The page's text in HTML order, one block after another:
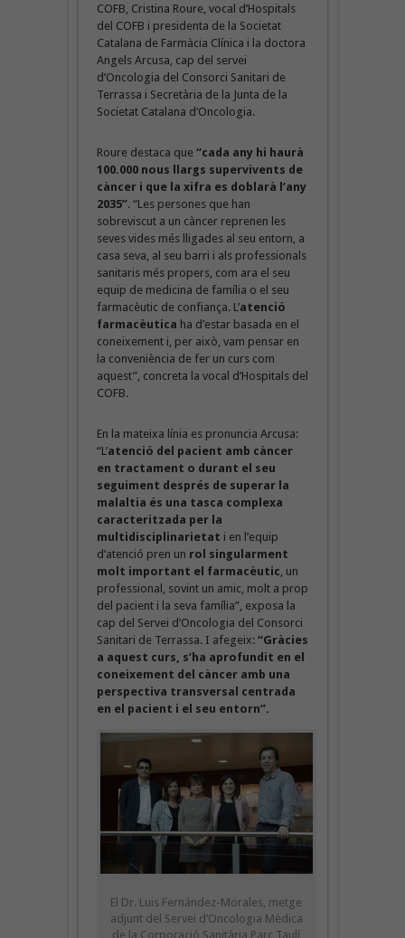
COFB, Cristina Roure, vocal d’Hospitals
del COFB i presidenta de la Societat
Catalana de Farmàcia Clínica i la doctora
Angels Arcusa, cap del servei
d’Oncologia del Consorci Sanitari de
Terrassa i Secretària de la Junta de la
Societat Catalana d’Oncologia.
Roure destaca que “cada any hi haurà
100.000 nous llargs supervivents de
càncer i que la xifra es doblarà l’any
2035”. “Les persones que han
sobreviscut a un càncer reprenen les
seves vides més lligades al seu entorn, a
casa seva, al seu barri i als professionals
sanitaris més propers, com ara el seu
equip de medicina de família o el seu
farmacèutic de confiança. L’atenció
farmacèutica ha d’estar basada en el
coneixement i, per això, vam pensar en
la conveniència de fer un curs com
aquest”, concreta la vocal d’Hospitals del
COFB.
En la mateixa línia es pronuncia Arcusa:
“L’atenció del pacient amb càncer
en tractament o durant el seu
seguiment després de superar la
malaltia és una tasca complexa
caracteritzada per la
multidisciplinarietat i en l’equip
d’atenció pren un rol singularment
molt important el farmacèutic , un
professional, sovint un amic, molt a prop
del pacient i la seva família”, exposa la
cap del Servei d’Oncologia del Consorci
Sanitari de Terrassa. I afegeix: “Gràcies
a aquest curs, s’ha aprofundit en el
coneixement del càncer amb una
perspectiva transversal centrada
en el pacient i el seu entorn”.
El Dr. Luis Fernández-Morales, metge
adjunt del Servei d’Oncologia Mèdica
de la Corporació Sanitària Parc Taulí